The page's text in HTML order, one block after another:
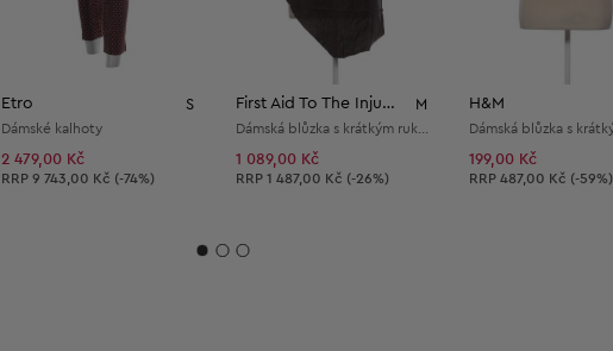
Etro S
Dámské kalhoty
2 479,00 Kč
Doporučená cena:
RRP 9 743,00 Kč (-74%)
First Aid To The Injured M
1 089,00 Kč
Doporučená cena:
RRP 1 487,00 Kč (-26%)
H&M
199,00 Kč
Doporučená cena:
RRP 487,00 Kč (-59%)